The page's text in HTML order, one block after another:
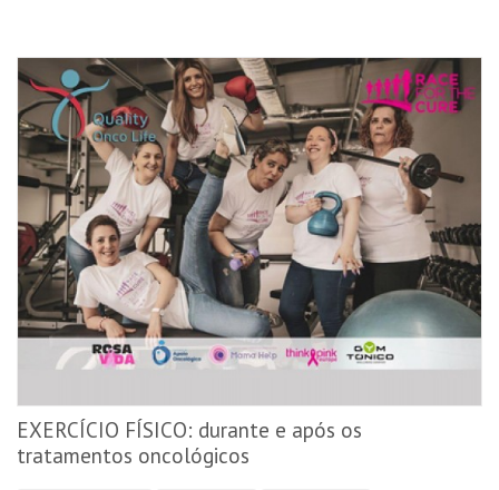
EXERCÍCIO FÍSICO: durante e após os
tratamentos oncológicos